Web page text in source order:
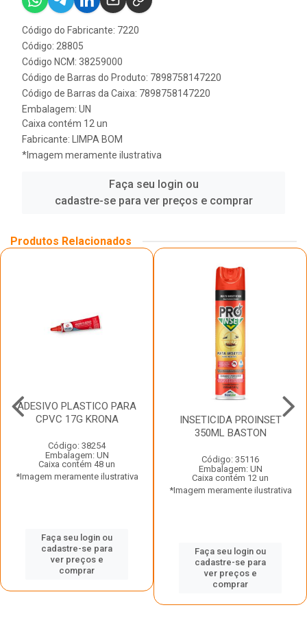
Código do Fabricante: 7220
Código: 28805
Código NCM: 38259000
Código de Barras do Produto: 7898758147220
Código de Barras da Caixa: 7898758147220
Embalagem: UN
Caixa contém 12 un
Fabricante:
LIMPA BOM
*Imagem meramente ilustrativa
Faça seu login ou
cadastre-se para ver preços e comprar
Produtos Relacionados
ADESIVO PLASTICO PARA
CPVC 17G KRONA
Código: 38254
Embalagem: UN
Caixa contém 48 un
*Imagem meramente ilustrativa
Faça seu login ou
cadastre-se para
ver preços e
comprar
INSETICIDA PROINSET
350ML BASTON
Código: 35116
Embalagem: UN
Caixa contém 12 un
*Imagem meramente ilustrativa
Faça seu login ou
cadastre-se para
ver preços e
comprar